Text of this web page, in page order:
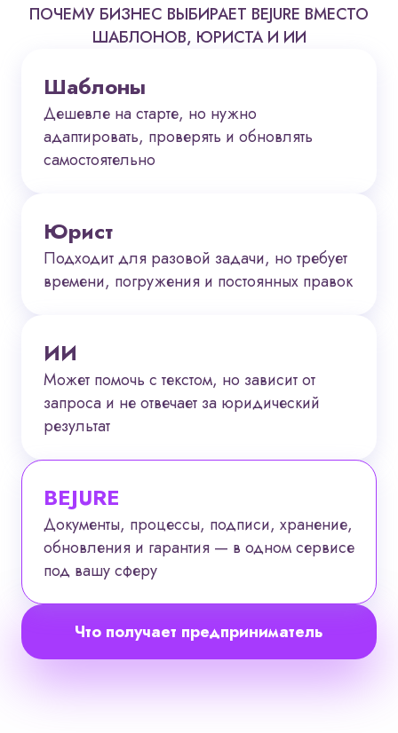
ПОЧЕМУ БИЗНЕС ВЫБИРАЕТ BEJURE ВМЕСТО
ШАБЛОНОВ, ЮРИСТА И ИИ
Шаблоны
Дешевле на старте, но нужно
адаптировать, проверять и обновлять
самостоятельно
Юрист
Подходит для разовой задачи, но требует
времени, погружения и постоянных правок
ИИ
Может помочь с текстом, но зависит от
запроса и не отвечает за юридический
результат
BEJURE
Документы, процессы, подписи, хранение,
обновления и гарантия — в одном сервисе
под вашу сферу
Что получает предприниматель